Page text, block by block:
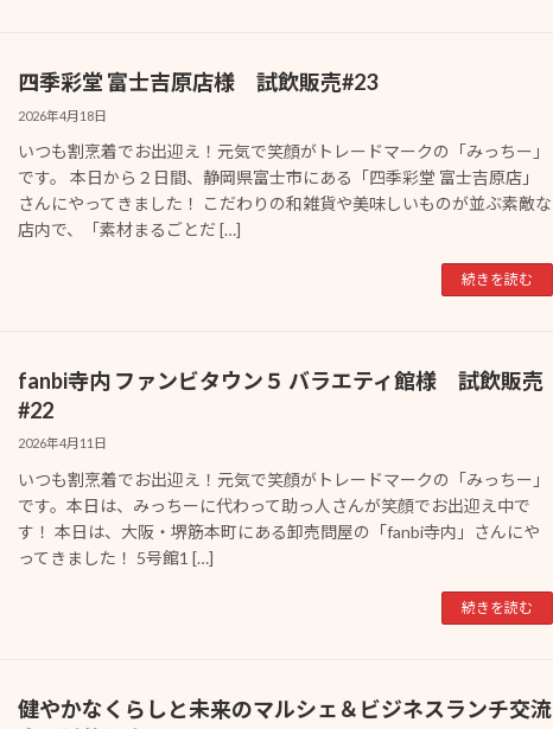
四季彩堂 富士吉原店様 試飲販売#23
2026年4月18日
いつも割烹着でお出迎え！元気で笑顔がトレードマークの「みっちー」
です。 本日から２日間、静岡県富士市にある「四季彩堂 富士吉原店」
さんにやってきました！ こだわりの和雑貨や美味しいものが並ぶ素敵な
店内で、「素材まるごとだ […]
続きを読む
fanbi寺内 ファンビタウン５ バラエティ館様 試飲販売
#22
2026年4月11日
いつも割烹着でお出迎え！元気で笑顔がトレードマークの「みっちー」
です。本日は、みっちーに代わって助っ人さんが笑顔でお出迎え中で
す！ 本日は、大阪・堺筋本町にある卸売問屋の「fanbi寺内」さんにや
ってきました！ 5号館1 […]
続きを読む
健やかなくらしと未来のマルシェ＆ビジネスランチ交流